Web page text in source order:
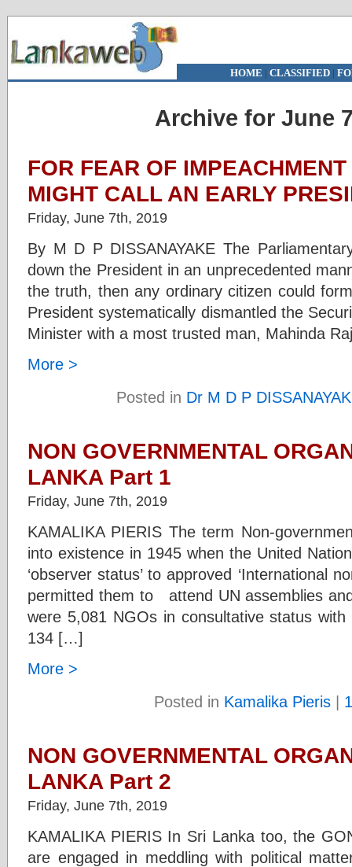
HOME | CLASSIFIED|
Archive for June
FOR FEAR OF
MIGHT CALL AN EARLY
Friday, June 7th, 2019
By M D P DISSANAYAKE The
down the President in an unprecedented
the truth, then any ordinary citizen could
President systematically dismantled the
Minister with a most trusted man, Mahinda
More >
Posted in Dr M D P
NON GOVERNMENTAL
LANKA Part 1
Friday, June 7th, 2019
KAMALIKA PIERIS The term Non-
into existence in 1945 when the United
‘observer status’ to approved ‘International
permitted them to attend UN assemblies
were 5,081 NGOs in consultative status
134 […]
More >
Posted in Kamalika Pieris |
NON GOVERNMENTAL
LANKA Part 2
Friday, June 7th, 2019
KAMALIKA PIERIS In Sri Lanka too, the
are engaged in meddling with political